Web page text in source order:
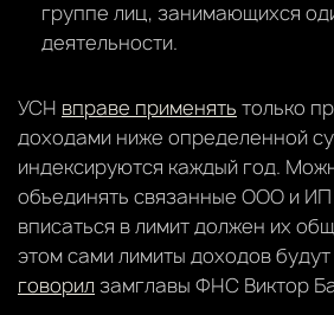
группе лиц, занимающихся
деятельности.
УСН вправе применять только
доходами ниже определенной
индексируются каждый год.
объединять связанные ООО и
вписаться в лимит должен их
этом сами лимиты доходов
говорил замглавы ФНС Виктор